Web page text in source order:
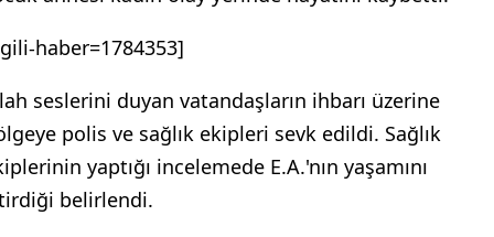
haber=1784353]
seslerini duyan vatandaşların ihbarı üzerine
polis ve sağlık ekipleri sevk edildi. Sağlık
yaptığı incelemede E.A.'nın yaşamını
belirlendi.